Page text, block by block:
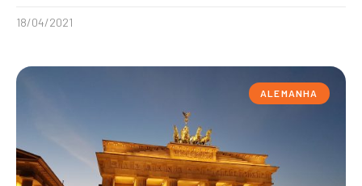
18/04/2021
ALEMANHA